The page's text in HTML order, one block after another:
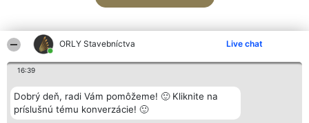
ORLY Stavebníctva Live chat
16:39
Dobrý deň, radi Vám pomôžeme! 🙂 Kliknite na
príslušnú tému konverzácie! 🙂
Organizátor hodnotenia
Bright Side Solutions sp. z o.
o. sp. k.
Hodnotenie
Laureáti
Lista
Kontakt
Kontakt